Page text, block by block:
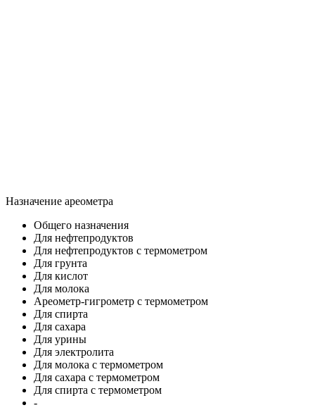
Назначение ареометра
Общего назначения
Для нефтепродуктов
Для нефтепродуктов с термометром
Для грунта
Для кислот
Для молока
Ареометр-гигрометр с термометром
Для спирта
Для сахара
Для урины
Для электролита
Для молока с термометром
Для сахара с термометром
Для спирта с термометром
-